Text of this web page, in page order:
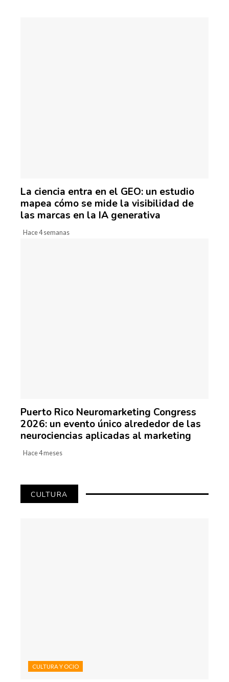
La ciencia entra en el GEO: un estudio
mapea cómo se mide la visibilidad de
las marcas en la IA generativa
Hace 4 semanas
Puerto Rico Neuromarketing Congress
2026: un evento único alrededor de las
neurociencias aplicadas al marketing
Hace 4 meses
CULTURA
CULTURA Y OCIO